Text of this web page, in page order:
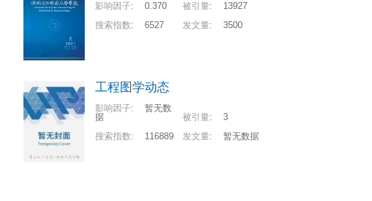
影响因子: 0.370 被引量:
13927
搜索指数: 6527 发文量: 3500
工程图学动态
影响因子:
暂无数
据
被引量:
3
搜索指数: 116889 发文量: 暂无数据